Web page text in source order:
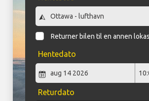
Returner bilen til en annen
Hentedato
Returdato